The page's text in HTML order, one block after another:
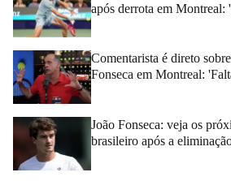
após derrota em Montreal:
Comentarista é direto
Fonseca em Montreal:
João Fonseca: veja os
brasileiro após a